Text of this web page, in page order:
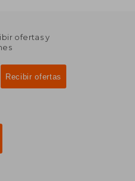
ofertas y